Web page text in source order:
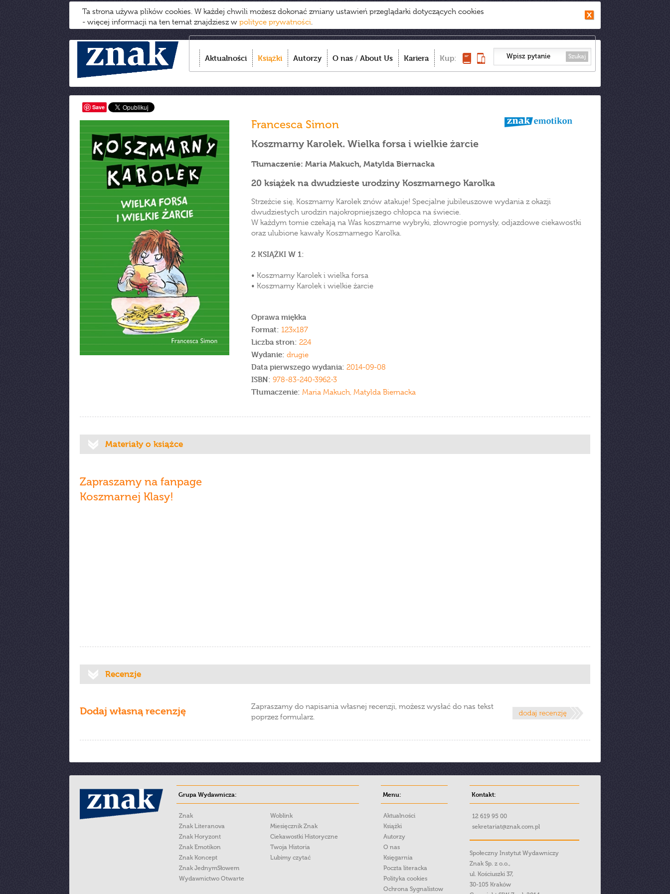
Ta strona używa plików cookies. W każdej chwili możesz dokonać zmiany ustawień przeglądarki dotyczących cookies
- więcej informacji na ten temat znajdziesz w polityce prywatności.
Aktualności Książki Autorzy O nas / About Us Kariera Kup: Szukaj
Save
Francesca Simon
Koszmarny Karolek. Wielka forsa i wielkie żarcie
Tłumaczenie: Maria Makuch, Matylda Biernacka
20 książek na dwudzieste urodziny Koszmarnego Karolka
Strzeżcie się, Koszmarny Karolek znów atakuje! Specjalne jubileuszowe wydania z okazji
dwudziestych urodzin najokropniejszego chłopca na świecie.
W każdym tomie czekają na Was koszmarne wybryki, złowrogie pomysły, odjazdowe ciekawostki
oraz ulubione kawały Koszmarnego Karolka.
2 KSIĄŻKI W 1:
• Koszmarny Karolek i wielka forsa
• Koszmarny Karolek i wielkie żarcie
Oprawa miękka
Format: 123x187
Liczba stron: 224
Wydanie: drugie
Data pierwszego wydania: 2014-09-08
ISBN: 978-83-240-3962-3
Tłumaczenie: Maria Makuch, Matylda Biernacka
Materiały o książce
Zapraszamy na fanpage
Koszmarnej Klasy!
Recenzje
Dodaj własną recenzję
Zapraszamy do napisania własnej recenzji, możesz wysłać do nas tekst
poprzez formularz.
Grupa Wydawnicza:
Znak
Znak Literanova
Znak Horyzont
Znak Emotikon
Znak Koncept
Znak JednymSłowem
Wydawnictwo Otwarte
Woblink
Miesięcznik Znak
Ciekawostki Historyczne
Twoja Historia
Lubimy czytać
Menu:
Aktualności
Książki
Autorzy
O nas
Księgarnia
Poczta literacka
Polityka cookies
Ochrona Sygnalistow
Kontakt:
12 619 95 00
sekretariat@znak.com.pl
Społeczny Instytut Wydawniczy
Znak Sp. z o.o.,
ul. Kościuszki 37,
30-105 Kraków